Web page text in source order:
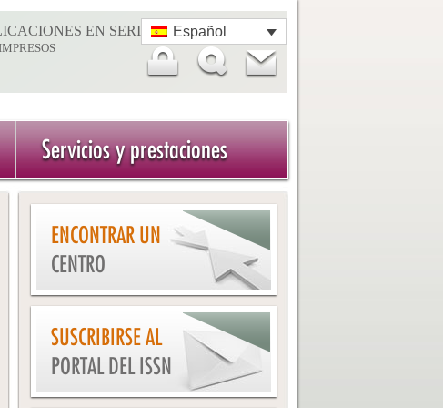
EN SERIE Español
Servicios y prestaciones
ENCONTRAR UN
CENTRO
SUSCRIBIRSE AL
PORTAL DEL ISSN